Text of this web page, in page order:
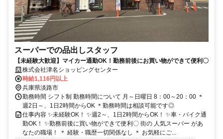
スーパーでの品出しスタッフ
【未経験大歓迎】マイカー通勤OK！勤務前後にお買い物ができて便利〇
株式会社津名ショッピングセンター
時給1,116円以上
兵庫県淡路市
勤務時間 シフト制 勤務時間について 月～日曜日 8：00～20：00 ＊
週2日～、1日2時間からOK ＊勤務時間は相談可能です◎
仕事内容 ✨未経験OK！ ✨週2～、1日2時間からOK！ ✨車・バイク通
勤OK！ ✨勤務前後に買い物ができて便利〇 街の 人気スーパー があ
なたの職場！ ＊ 経験・職歴一切関係なし ＊ お気軽にご...